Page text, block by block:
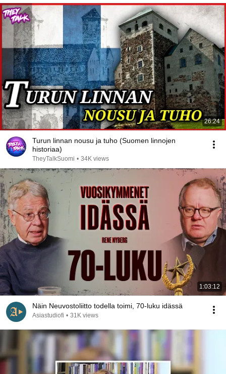
26:24
Turun linnan nousu ja tuho (Suomen linnojen
historiaa)
TheyTalkSuomi • 34K views
1:03:12
Näin Neuvostoliitto todella toimi, 70-luku idässä
Asiastudiofi • 31K views